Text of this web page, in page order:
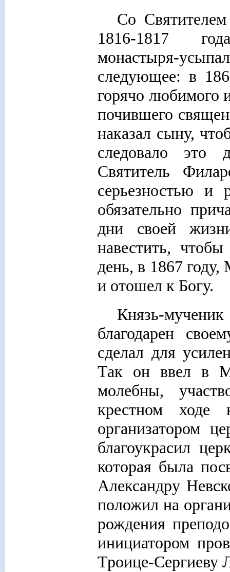
Со
1816-1817
монастыря-
следующее: в
горячо любимого
почившего
наказал сыну,
следовало это
Святитель
серьезностью и
обязательно
дни своей
навестить,
день, в 1867
и отошел к Богу.
Князь-
благодарен
сделал для
Так он ввел в
молебны,
крестном
организатором
благоукрасил
которая была
Александру
положил на
рождения
инициатором
Троице-Сергиеву